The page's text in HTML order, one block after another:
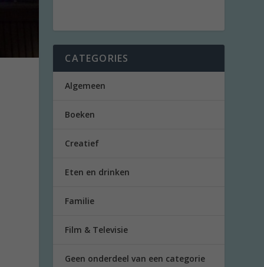
CATEGORIES
Algemeen
Boeken
Creatief
Eten en drinken
Familie
Film & Televisie
Geen onderdeel van een categorie